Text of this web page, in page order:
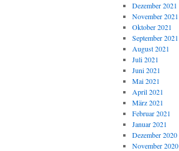
Dezember 2021
November 2021
Oktober 2021
September 2021
August 2021
Juli 2021
Juni 2021
Mai 2021
April 2021
März 2021
Februar 2021
Januar 2021
Dezember 2020
November 2020